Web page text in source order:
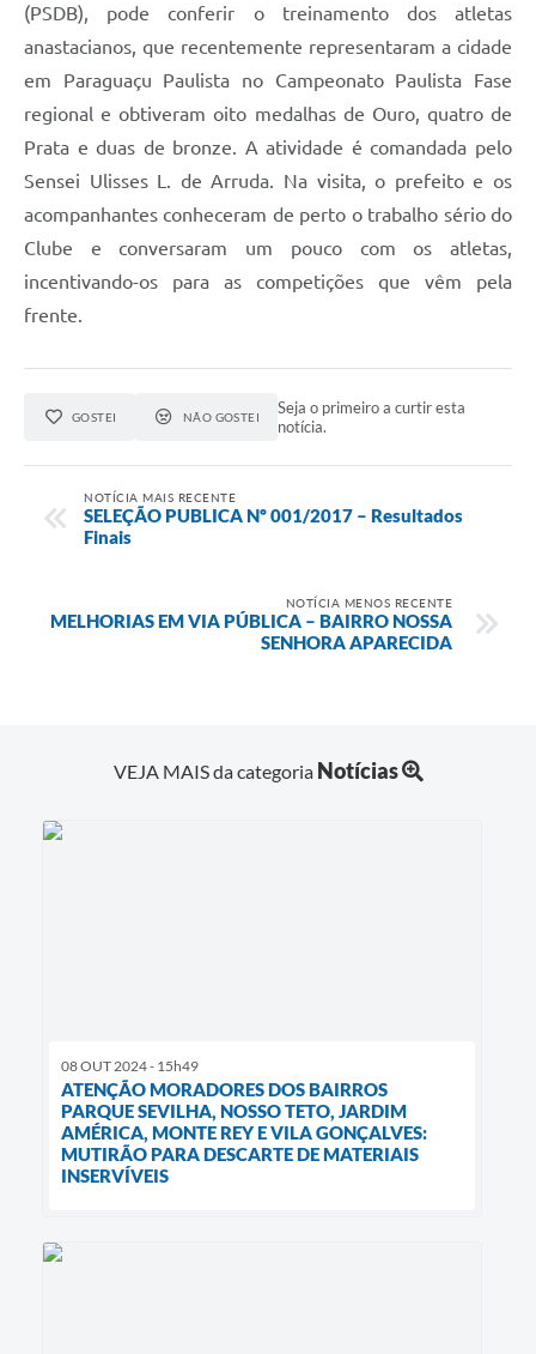
(PSDB), pode conferir o treinamento dos atletas
anastacianos, que recentemente representaram a cidade
em Paraguaçu Paulista no Campeonato Paulista Fase
regional e obtiveram oito medalhas de Ouro, quatro de
Prata e duas de bronze. A atividade é comandada pelo
Sensei Ulisses L. de Arruda. Na visita, o prefeito e os
acompanhantes conheceram de perto o trabalho sério do
Clube e conversaram um pouco com os atletas,
incentivando-os para as competições que vêm pela
frente.
GOSTEI NÃO GOSTEI
Seja o primeiro a curtir esta
notícia.
NOTÍCIA MAIS RECENTE
SELEÇÃO PUBLICA Nº 001/2017 – Resultados
Finais
NOTÍCIA MENOS RECENTE
MELHORIAS EM VIA PÚBLICA – BAIRRO NOSSA
SENHORA APARECIDA
VEJA MAIS da categoria Notícias
08 OUT 2024 - 15h49
ATENÇÃO MORADORES DOS BAIRROS
PARQUE SEVILHA, NOSSO TETO, JARDIM
AMÉRICA, MONTE REY E VILA GONÇALVES:
MUTIRÃO PARA DESCARTE DE MATERIAIS
INSERVÍVEIS